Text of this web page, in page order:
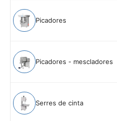
Picadores
Picadores - mescladores
Serres de cinta